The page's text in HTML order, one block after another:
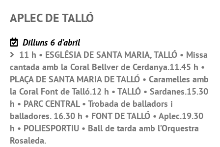
APLEC DE TALLÓ
Dilluns 6 d’abril
11 h • ESGLÉSIA DE SANTA MARIA, TALLÓ • Missa
cantada amb la Coral Bellver de Cerdanya.11.45 h •
PLAÇA DE SANTA MARIA DE TALLÓ • Caramelles amb
la Coral Font de Talló.12 h • TALLÓ • Sardanes.15.30
h • PARC CENTRAL • Trobada de balladors i
balladores. 16.30 h • FONT DE TALLÓ • Aplec.19.30
h • POLIESPORTIU • Ball de tarda amb l’Orquestra
Rosaleda.